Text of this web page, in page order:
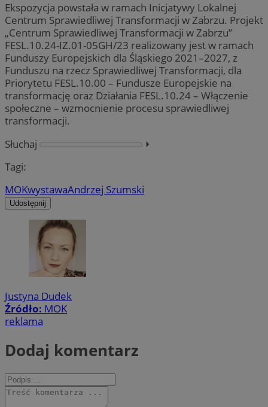
Ekspozycja powstała w ramach Inicjatywy Lokalnej
Centrum Sprawiedliwej Transformacji w Zabrzu. Projekt
„Centrum Sprawiedliwej Transformacji w Zabrzu”
FESL.10.24-IZ.01-05GH/23 realizowany jest w ramach
Funduszy Europejskich dla Śląskiego 2021–2027, z
Funduszu na rzecz Sprawiedliwej Transformacji, dla
Priorytetu FESL.10.00 – Fundusze Europejskie na
transformację oraz Działania FESL.10.24 – Włączenie
społeczne – wzmocnienie procesu sprawiedliwej
transformacji.
Słuchaj
⏵︎
Tagi:
MOKwystawaAndrzej Szumski
Udostępnij
Justyna Dudek
Źródło: MOK
reklama
Dodaj komentarz